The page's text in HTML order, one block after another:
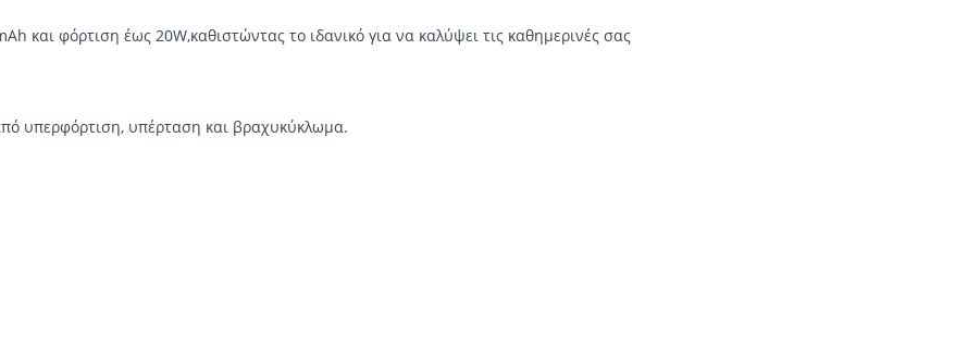
και φόρτιση έως 20W,καθιστώντας το ιδανικό για να καλύψει τις καθημερινές σας
υπερφόρτιση, υπέρταση και βραχυκύκλωμα.